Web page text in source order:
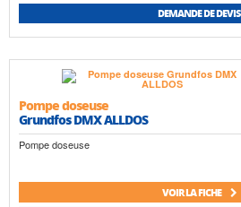
DEMANDE DE DEVIS
Pompe doseuse
Grundfos DMX ALLDOS
Pompe doseuse
VOIR LA FICHE